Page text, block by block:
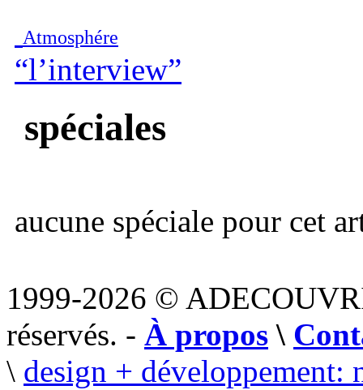
Atmosphére
“l’interview”
spéciales
aucune spéciale pour cet
1999-2026 ©
réservés. - À propos \
\ design + développement: